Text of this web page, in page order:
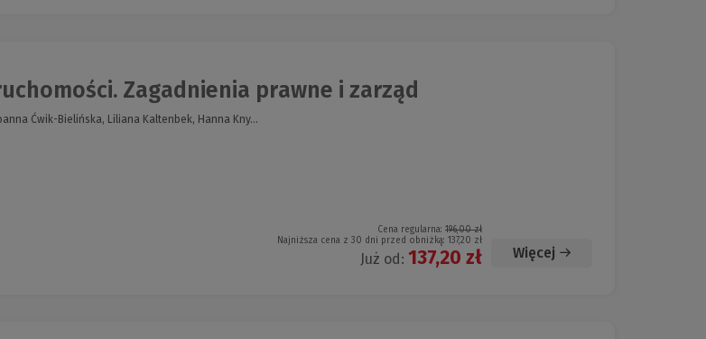
Zagadnienia prawne i zarząd
Ćwik-Bielińska, Liliana Kaltenbek, Hanna Kny...
Cena regularna: 196,00 zł
Najniższa cena z 30 dni przed obniżką: 137,20 zł
Już od: 137,20 zł Więcej